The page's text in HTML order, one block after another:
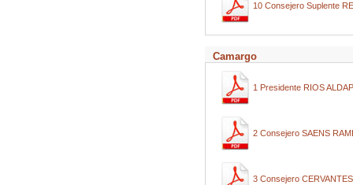
10 Consejero Suplente
Camargo
1 Presidente RIOS
2 Consejero SAENS
3 Consejero